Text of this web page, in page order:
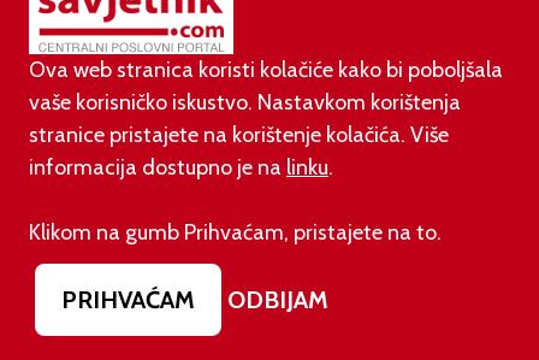
Otvoren jedan od najvećih family hotela na
srednjem Jadranu
01.08.2026.
Novi zakon o najmu bolje štiti najmoprimce, ali i
najmodavce
PODUZETNIŠTVO
01.08.2026.
Ova web stranica koristi kolačiće kako bi poboljšala
vaše korisničko iskustvo. Nastavkom korištenja
stranice pristajete na korištenje kolačića. Više
informacija dostupno je na linku.
Klikom na gumb Prihvaćam, pristajete na to.
PRIHVAĆAM ODBIJAM